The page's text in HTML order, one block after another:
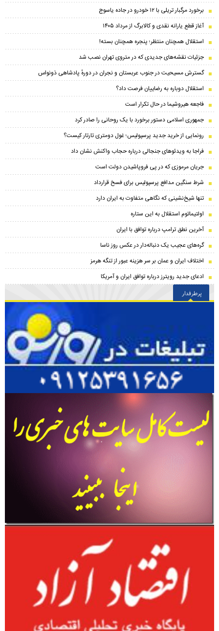
برخورد مرگبار تریلی با ۱۲ خودرو در جاده یاسوج
آغاز قطع یارانه نقدی و کالابرگ از مرداد ۱۴۰۵
استقلال همچنان منتظر؛ پنجره همچنان بسته!
جزئیات نقشه‌های جدیدی که در متروی تهران نصب شد
گسترش مسیحیت در جنوب عربستان و نجران در دورهٔ پادشاهی ذونواس
استقلال دوباره به رضاییان فرصت داد؟
فاجعه هیروشیما در حال تکرار است
جمهوری اسلامی دستور برخورد با یک روحانی را صادر کرد
رونمایی از خرید جدید پرسپولیس؛ غول دومتری تارتار کیست؟
فراجا به ویدئوهای جنجالی درباره حجاب واکنش نشان داد
جریان مرموزی که در پی فروپاشیدن دولت است
شرط سنگین مدافع پرسپولیس برای فسخ قرارداد
تنها شیخ‌نشینی که نگاهی متفاوت به ایران دارد
اولتیماتوم استقلال به این ستاره
آخرین نطق ترامپ درباره توافق با ایران
گره‌های عجیب یک دنباله‌دار در عکس روز ناسا
اختلاف ایران و عمان بر سر هزینه عبور از تنگه هرمز
ادعای جدید رویترز درباره توافق ایران و آمریکا
پرطرفدار